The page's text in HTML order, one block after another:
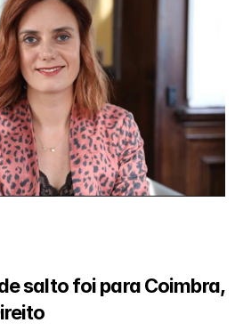
salto foi para Coimbra,